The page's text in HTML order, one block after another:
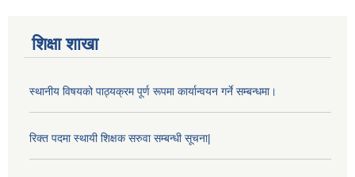
शिक्षा शाखा
स्थानीय विषयको पाठ्यक्रम पूर्ण रूपमा कार्यान्वयन गर्ने सम्बन्धमा।
रिक्त पदमा स्थायी शिक्षक सरुवा सम्बन्धी सूचना|